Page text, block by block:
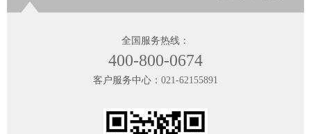
全国服务热线：
400-800-0674
客户服务中心： 021-62155891